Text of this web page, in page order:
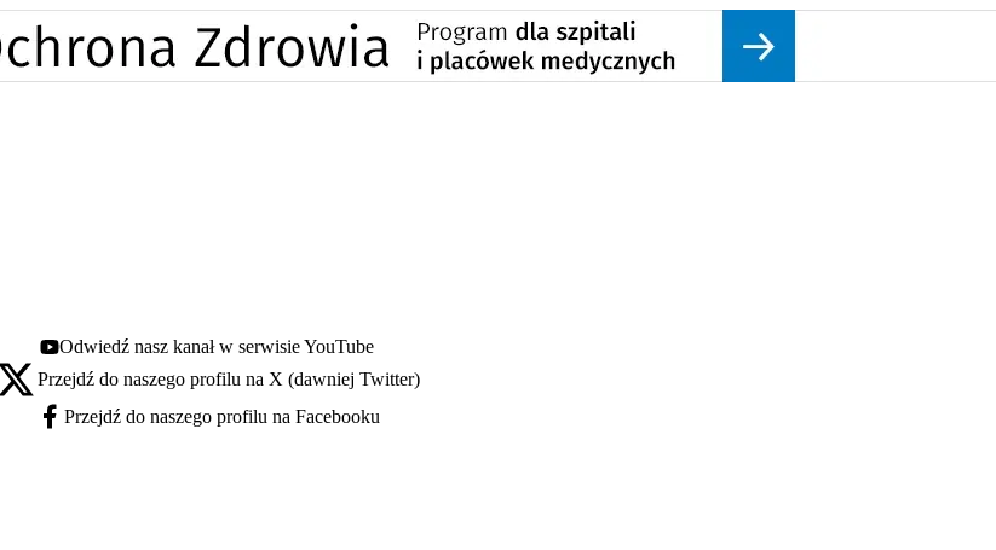
Youtube - otwiera się w nowej karcie
Odwiedź nasz kanał w serwisie YouTube
X - otwiera się w nowej karcie
Przejdź do naszego profilu na X (dawniej Twitter)
Facebook - otwiera się w nowej karcie
Przejdź do naszego profilu na Facebooku